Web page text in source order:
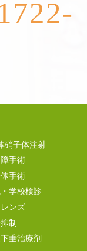
硝子体注射
手術
手術
学校検診
ンズ
制
垂治療剤